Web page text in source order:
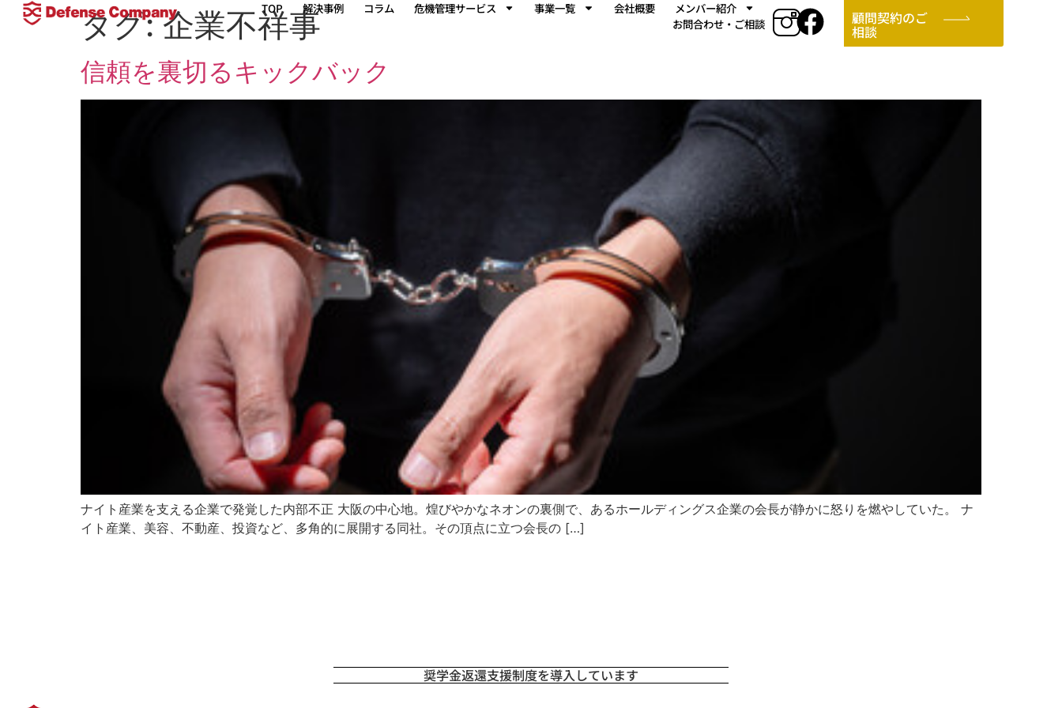
TOP 解決事例 コラム 危機管理サービス 事業一覧 会社概要
メンバー紹介
お問合わせ・ご相談
顧問契約のご
相談
タグ:企業不祥事
信頼を裏切るキックバック
ナイト産業を支える企業で発覚した内部不正 大阪の中心地。煌びやかなネオンの裏側で、あるホールディングス企業の会長が静かに怒りを燃やしていた。 ナ
イト産業、美容、不動産、投資など、多角的に展開する同社。その頂点に立つ会長の […]
奨学金返還支援制度を導入しています